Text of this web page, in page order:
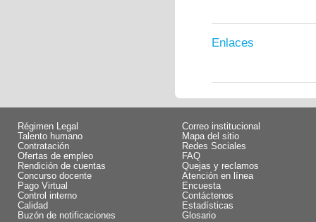
Enlaces
Régimen Legal
Talento humano
Contratación
Ofertas de empleo
Rendición de cuentas
Concurso docente
Pago Virtual
Control interno
Calidad
Buzón de notificaciones
Correo institucional
Mapa del sitio
Redes Sociales
FAQ
Quejas y reclamos
Atención en línea
Encuesta
Contáctenos
Estadísticas
Glosario